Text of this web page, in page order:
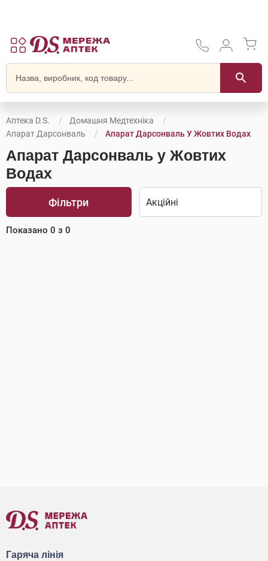
Аптека D.S.
Домашня Медтехніка
Апарат Дарсонваль
Апарат Дарсонваль У Жовтих Водах
Апарат Дарсонваль у Жовтих
Водах
Фільтри
Показано 0 з 0
Гаряча лінія